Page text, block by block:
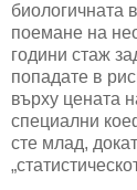
биологичната
поемане на
години стаж
попадате в
върху цената
специални
сте млад,